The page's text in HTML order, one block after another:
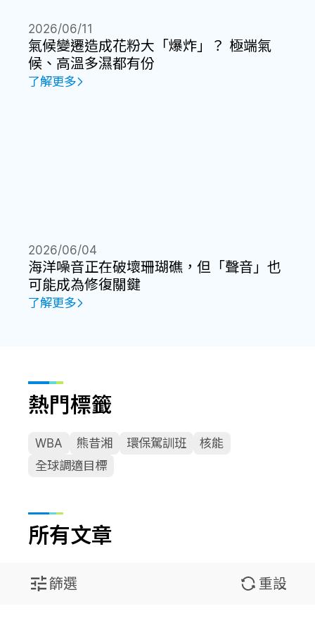
氣候變遷造成花粉大「爆炸」？ 極端氣
候、高溫多濕都有份
2026/06/11
了解更多
海洋噪音正在破壞珊瑚礁，但「聲音」也
可能成為修復關鍵
2026/06/04
了解更多
熱門標籤
WBA 熊昔湘 環保駕訓班
核能
全球調適目標
所有文章
篩選 重設